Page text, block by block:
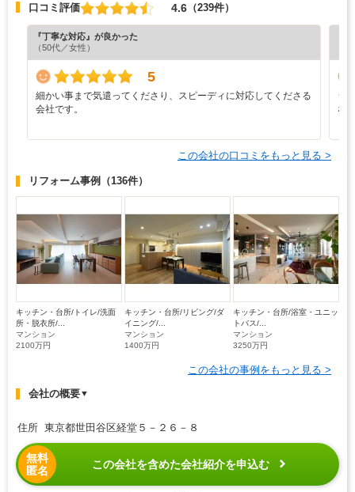
口コミ評価 4.6 （239件）
『丁寧な対応』が良かった
（50代／女性）
5
細かい事まで気遣ってくださり、スピーディに対応してくださる
会社です。
シ
な
この会社の口コミをもっと見る >
リフォーム事例 （136件）
キッチン・台所/トイレ/洗面
所・脱衣所/...
マンション
2100万円
キッチン・台所/リビング/ダ
イニング/...
マンション
1400万円
キッチン・台所/浴室・ユニッ
トバス/...
マンション
3250万円
この会社の事例をもっと見る >
会社の概要▼
住所 東京都世田谷区経堂５－２６－８
無料
匿名
この会社を含めた会社紹介を申込む